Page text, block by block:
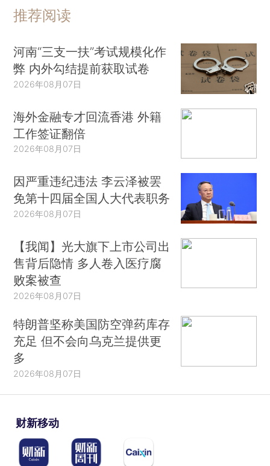
推荐阅读
河南“三支一扶”考试规模化作
弊 内外勾结提前获取试卷
2026年08月07日
海外金融专才回流香港 外籍
工作签证翻倍
2026年08月07日
因严重违纪违法 李云泽被罢
免第十四届全国人大代表职务
2026年08月07日
【我闻】光大旗下上市公司出
售背后隐情 多人卷入医疗腐
败案被查
2026年08月07日
特朗普坚称美国防空弹药库存
充足 但不会向乌克兰提供更
多
2026年08月07日
财新移动